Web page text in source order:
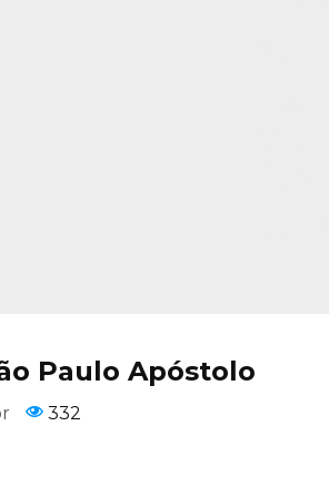
Paulo Apóstolo
332